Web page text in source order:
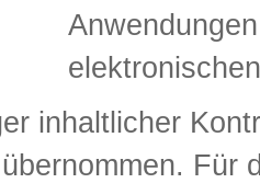
inhaltlicher
Für